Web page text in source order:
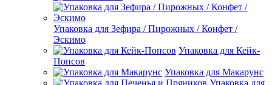
Упаковка для Зефира / Пирожных / Конфет /
Эскимо
Упаковка для Кейк-
Попсов
Упаковка для Макарунс
Упаковка для